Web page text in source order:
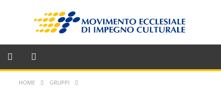
HOME GRUPPI